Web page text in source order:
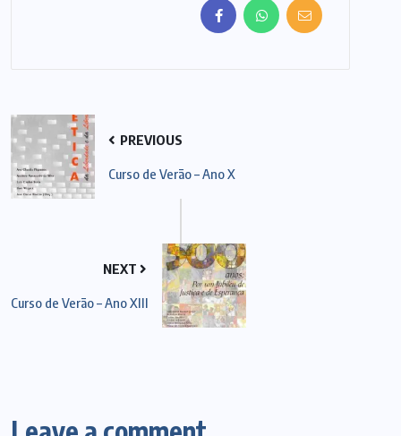
PREVIOUS
Curso de Verão – Ano X
NEXT
Curso de Verão – Ano XIII